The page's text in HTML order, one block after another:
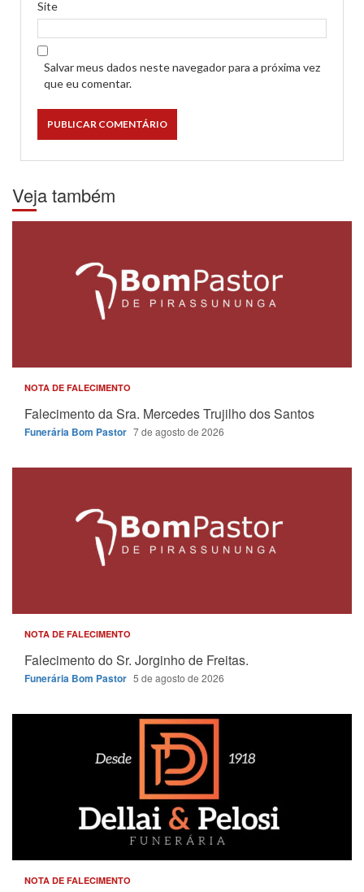
Site
Salvar meus dados neste navegador para a próxima vez
que eu comentar.
Veja também
NOTA DE FALECIMENTO
Falecimento da Sra. Mercedes Trujilho dos Santos
Funerária Bom Pastor 7 de agosto de 2026
NOTA DE FALECIMENTO
Falecimento do Sr. Jorginho de Freitas.
Funerária Bom Pastor 5 de agosto de 2026
NOTA DE FALECIMENTO